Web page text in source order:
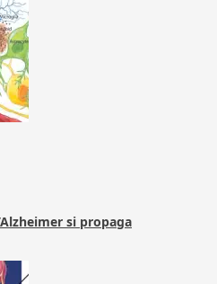
si propaga